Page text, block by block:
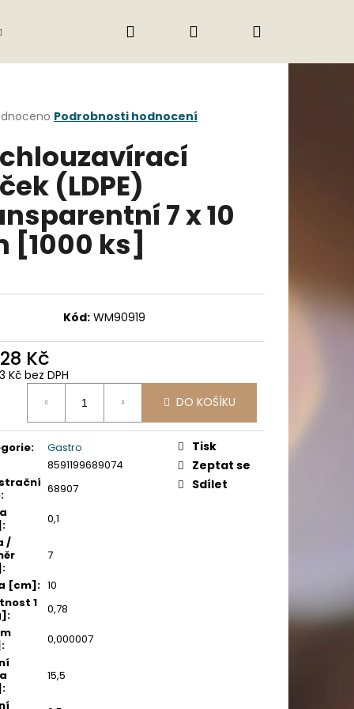
Obchodní podmínky
Přihlášení
Podrobnosti hodnocení
(LDPE)
7 x 10
[1000 ks]
Kód: WM90919
Kč
Kč bez DPH
DO KOŠÍKU
:
Gastro
8591199689074
:
68907
:
0,1
/
:
7
[cm]: 10
1
:
0,78
:
0,000007
:
15,5
Tisk
Zeptat se
Sdílet
70X37 MM POTISK